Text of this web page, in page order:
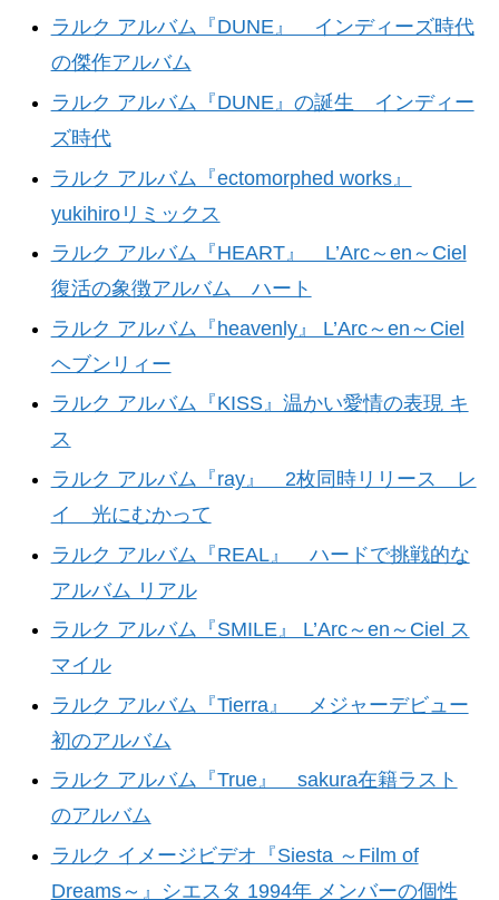
ラルク アルバム『DUNE』 インディーズ時代
の傑作アルバム
ラルク アルバム『DUNE』の誕生 インディー
ズ時代
ラルク アルバム『ectomorphed works』
yukihiroリミックス
ラルク アルバム『HEART』 L’Arc～en～Ciel
復活の象徴アルバム ハート
ラルク アルバム『heavenly』 L’Arc～en～Ciel
ヘブンリィー
ラルク アルバム『KISS』温かい愛情の表現 キ
ス
ラルク アルバム『ray』 2枚同時リリース レ
イ 光にむかって
ラルク アルバム『REAL』 ハードで挑戦的な
アルバム リアル
ラルク アルバム『SMILE』 L’Arc～en～Ciel ス
マイル
ラルク アルバム『Tierra』 メジャーデビュー
初のアルバム
ラルク アルバム『True』 sakura在籍ラスト
のアルバム
ラルク イメージビデオ『Siesta ～Film of
Dreams～』シエスタ 1994年 メンバーの個性